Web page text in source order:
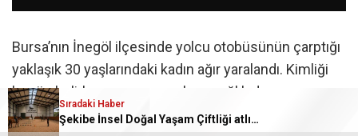
Bursa’nın İnegöl ilçesinde yolcu otobüsünün çarptığı
yaklaşık 30 yaşlarındaki kadın ağır yaralandı. Kimliği
henüz belirlenemeyen yaralının sağlık durumunun
ciddiyetini koruduğu öğrenildi.
Sıradaki Haber
Şekibe İnsel Doğal Yaşam Çiftliği atlı binicilik merkezi oluyor